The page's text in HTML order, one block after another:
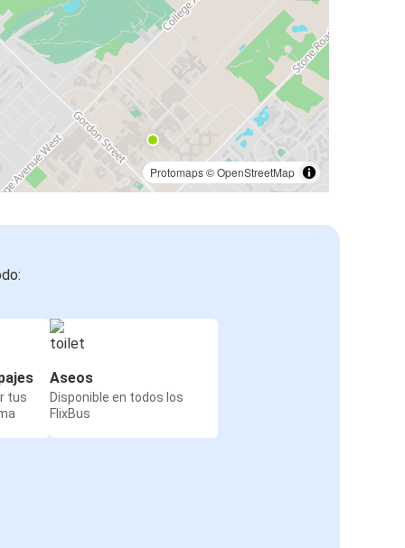
Protomaps©OpenStreetMap
tus
Aseos
Disponible en todos los
FlixBus